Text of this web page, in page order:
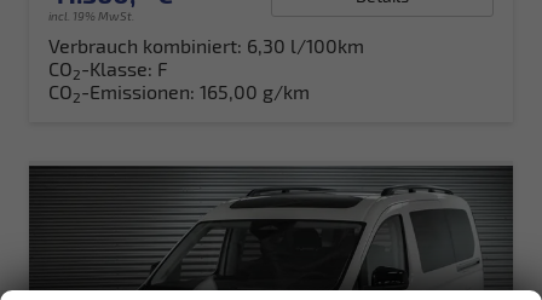
incl. 19% MwSt.
Verbrauch kombiniert: 6,30 l/100km
CO2-Klasse: F
CO2-Emissionen: 165,00 g/km